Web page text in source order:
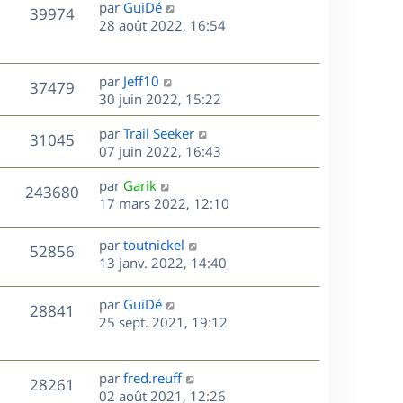
s
n
i
r
m
e
s
s
a
g
e
39974V
s
D
e
n
i
e
r
m
e
s
s
a
g
e
par GuiDé
28 août 2022, 16:54
37479V
u
s
D
e
r
n
i
e
r
m
e
s
s
e
par Jeff10
30 juin 2022, 15:22
31045V
u
e
D
e
r
n
i
e
r
m
s
a
e
par Trail Seeker
07 juin 2022, 16:43
243680V
u
s
D
e
n
i
r
m
e
s
a
par Garik
17 mars 2022, 12:10
52856V
u
D
e
i
e
e
par toutnickel
13 janv. 2022, 14:40
28841
D
e
n
i
e
par GuiDé
25 sept. 2021, 19:12
28261
D
e
par fred.reuff
02 août 2021, 12:26